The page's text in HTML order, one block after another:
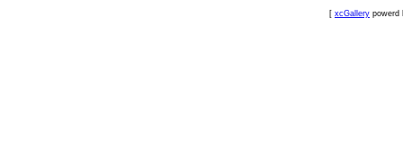
[ xcGallery